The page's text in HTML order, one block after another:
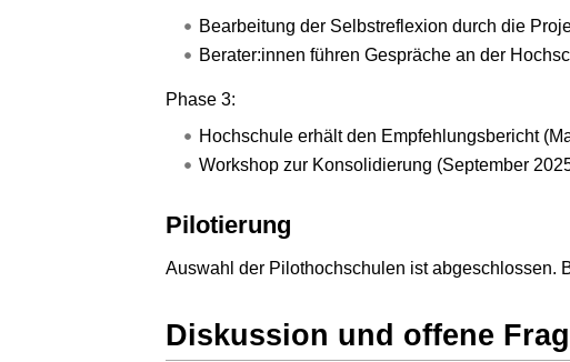
Bearbeitung der Selbstreflexion durch die
Berater:innen führen Gespräche an der
Phase 3:
Hochschule erhält den Empfehlungsbericht
Workshop zur Konsolidierung (September
Pilotierung
Auswahl der Pilothochschulen ist abgeschlossen.
Diskussion und offene